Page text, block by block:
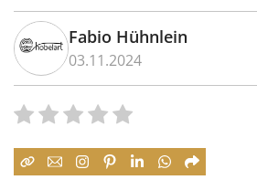
Fabio Hühnlein
03.11.2024